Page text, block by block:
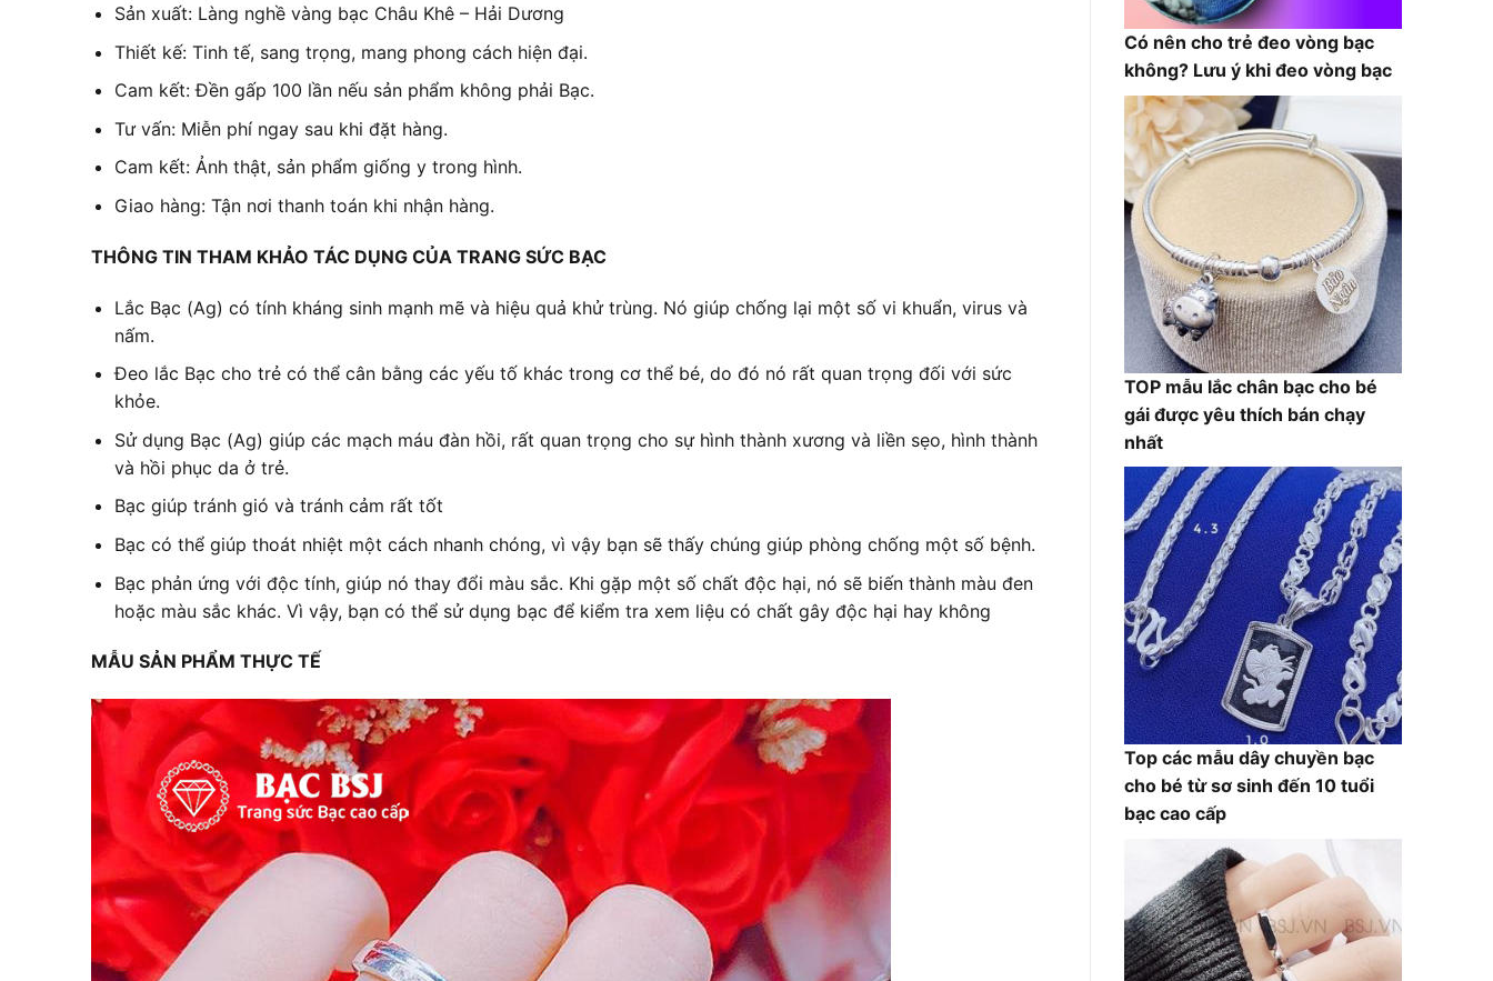
Có nên cho trẻ đeo vòng bạc
không? Lưu ý khi đeo vòng bạc
TOP mẫu lắc chân bạc cho bé
gái được yêu thích bán chạy
nhất
Top các mẫu dây chuyền bạc
cho bé từ sơ sinh đến 10 tuổi
bạc cao cấp
Sản xuất: Làng nghề vàng bạc Châu Khê – Hải Dương
Thiết kế: Tinh tế, sang trọng, mang phong cách hiện đại.
Cam kết: Đền gấp 100 lần nếu sản phẩm không phải Bạc.
Tư vấn: Miễn phí ngay sau khi đặt hàng.
Cam kết: Ảnh thật, sản phẩm giống y trong hình.
Giao hàng: Tận nơi thanh toán khi nhận hàng.
THÔNG TIN THAM KHẢO TÁC DỤNG CỦA TRANG SỨC BẠC
Lắc Bạc (Ag) có tính kháng sinh mạnh mẽ và hiệu quả khử trùng. Nó giúp chống lại một số vi khuẩn, virus và
nấm.
Đeo lắc Bạc cho trẻ có thể cân bằng các yếu tố khác trong cơ thể bé, do đó nó rất quan trọng đối với sức
khỏe.
Sử dụng Bạc (Ag) giúp các mạch máu đàn hồi, rất quan trọng cho sự hình thành xương và liền sẹo, hình thành
và hồi phục da ở trẻ.
Bạc giúp tránh gió và tránh cảm rất tốt
Bạc có thể giúp thoát nhiệt một cách nhanh chóng, vì vậy bạn sẽ thấy chúng giúp phòng chống một số bệnh.
Bạc phản ứng với độc tính, giúp nó thay đổi màu sắc. Khi gặp một số chất độc hại, nó sẽ biến thành màu đen
hoặc màu sắc khác. Vì vậy, bạn có thể sử dụng bạc để kiểm tra xem liệu có chất gây độc hại hay không
MẪU SẢN PHẨM THỰC TẾ